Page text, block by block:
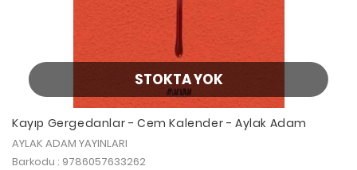
STOKTA YOK
Kayıp Gergedanlar - Cem Kalender - Aylak Adam
AYLAK ADAM YAYINLARI
Barkodu : 9786057633262